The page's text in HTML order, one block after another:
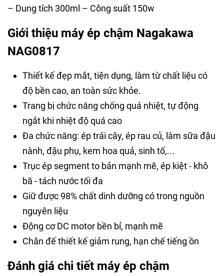
– Dung tích 300ml – Công suất 150w
Giới thiệu máy ép chậm Nagakawa
NAG0817
Thiết kế đẹp mắt, tiện dụng, làm từ chất liệu có
độ bền cao, an toàn sức khỏe.
Trang bị chức năng chống quá nhiệt, tự động
ngắt khi nhiệt độ quá cao
Đa chức năng: ép trái cây, ép rau củ, làm sữa đậu
nành, đậu phụ, kem hoa quả, sinh tố,...
Trục ép segment to bản mạnh mẽ, ép kiệt - khô
bã - tách nước tối đa
Giữ được 98% chất dinh dưỡng có trong nguồn
nguyên liệu
Động cơ DC motor bền bỉ, mạnh mẽ
Chân đế thiết kế giảm rung, hạn chế tiếng ồn
Đánh giá chi tiết máy ép chậm